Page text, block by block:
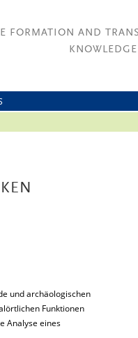
FORMATION AND
und archäologischen
Funktionen
Analyse eines